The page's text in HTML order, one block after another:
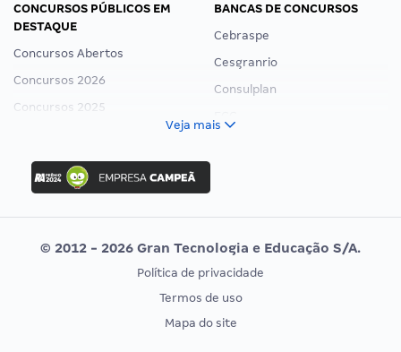
CONCURSOS PÚBLICOS EM
DESTAQUE
Concursos Abertos
Concursos 2026
Concursos 2025
Concurso Ibama
Concurso MPU
Editais publicados
BANCAS DE CONCURSOS
Cebraspe
Cesgranrio
Consulplan
Vunesp
CONCURSOS POR PROFISSÃO
EXAME DE ORDEM
Veja mais
© 2012 - 2026 Gran Tecnologia e Educação S/A.
Política de privacidade
Termos de uso
Mapa do site